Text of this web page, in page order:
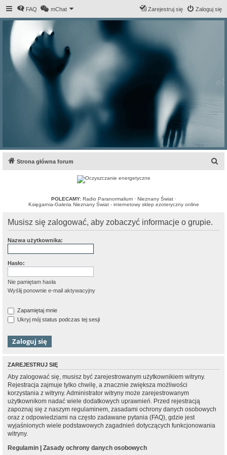
FAQ mChat Zaloguj się
Zarejestruj się
Strona główna forum
POLECAMY: Radio Paranormalium· Nieznany Świat·
Księgarnia-Galeria Nieznany Świat - internetowy sklep ezoteryczny online
Musisz się zalogować, aby zobaczyć informacje o grupie.
Nazwa użytkownika:
Hasło:
Nie pamiętam hasła
Wyślij ponownie e-mail aktywacyjny
Zapamiętaj mnie
Ukryj mój status podczas tej sesji
ZAREJESTRUJ SIĘ
Aby zalogować się, musisz być zarejestrowanym użytkownikiem witryny.
Rejestracja zajmuje tylko chwilę, a znacznie zwiększa możliwości
korzystania z witryny. Administrator witryny może zarejestrowanym
użytkownikom nadać wiele dodatkowych uprawnień. Przed rejestracją
zapoznaj się z naszym regulaminem, zasadami ochrony danych osobowych
oraz z odpowiedziami na często zadawane pytania (FAQ), gdzie jest
wyjaśnionych wiele podstawowych zagadnień dotyczących funkcjonowania
witryny.
Regulamin | Zasady ochrony danych osobowych